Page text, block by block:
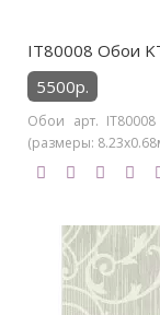
IT80008 Обои
5500р.
Обои арт.
(размеры: